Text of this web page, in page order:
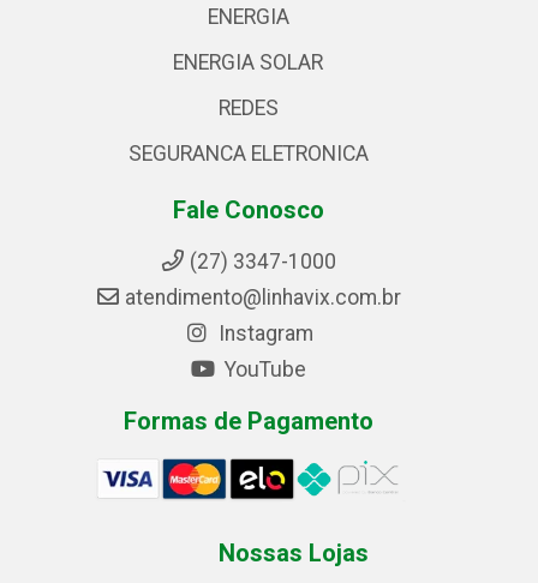
ENERGIA
ENERGIA SOLAR
REDES
SEGURANCA ELETRONICA
Fale Conosco
(27) 3347-1000
atendimento@linhavix.com.br
Instagram
YouTube
Formas de Pagamento
Nossas Lojas